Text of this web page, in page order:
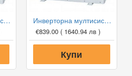
Инверторна мултисистема Cooper and Hunter CHML-U14RK2, 14000 BTU, Клас А++ Инверторна мултисистема Cooper and Hunter CHML-U18RK2, 18000 BTU, Клас А++
€839.00 ( 1640.94 лв )
Купи